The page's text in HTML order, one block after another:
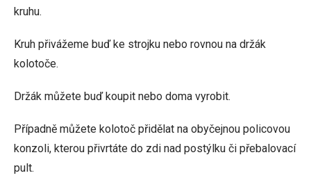
kruhu.
Kruh přivážeme buď ke strojku nebo rovnou na držák
kolotoče.
Držák můžete buď koupit nebo doma vyrobit.
Případně můžete kolotoč přidělat na obyčejnou policovou
konzoli, kterou přivrtáte do zdi nad postýlku či přebalovací
pult.